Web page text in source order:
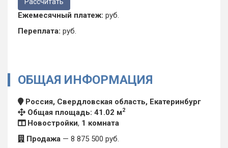
Ежемесячный платеж: руб.
Переплата: руб.
ОБЩАЯ ИНФОРМАЦИЯ
Россия, Свердловская область, Екатеринбург
Общая площадь: 41.02 м2
Новостройки, 1 комната
Продажа — 8 875 500 руб.